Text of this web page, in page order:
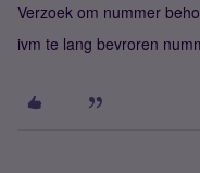
Verzoek om nummer
ivm te lang bevroren